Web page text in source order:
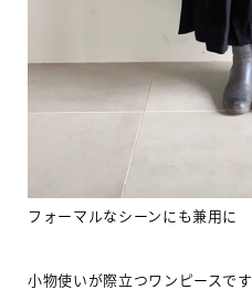
フォーマルなシーンにも兼用に
小物使いが際立つワンピースです